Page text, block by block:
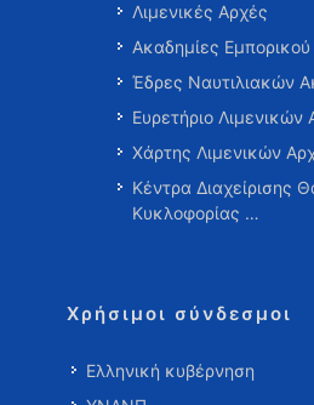
Λιμενικές Αρχές
Ακαδημίες
Έδρες Ναυτιλιακών
Ευρετήριο Λιμενικών
Χάρτης Λιμενικών
Κέντρα Διαχείρισης
Κυκλοφορίας …
Χρήσιμοι σύνδεσμοι
Ελληνική κυβέρνηση